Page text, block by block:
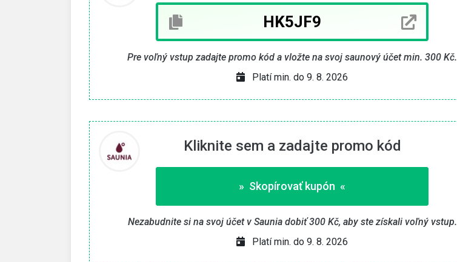
Pre voľný vstup zadajte promo kód a vložte na svoj saunový účet min. 300 Kč.
Platí min. do 9. 8. 2026
Kliknite sem a zadajte promo kód
» Skopírovať kupón «
Nezabudnite si na svoj účet v Saunia dobiť 300 Kč, aby ste získali voľný vstup.
Platí min. do 9. 8. 2026
» Skopírovať kupón «
Platí len do 15. 8. 2026
Platí len do 10. 8. 2026